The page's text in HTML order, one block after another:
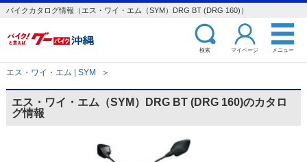
バイクカタログ情報（エス・ワイ・エム（SYM）DRG BT (DRG 160)）
検索 マイページ メニュー
エス・ワイ・エム | SYM ＞
エス・ワイ・エム（SYM）DRG BT (DRG 160)のカタロ
グ情報